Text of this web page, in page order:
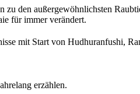
den außergewöhnlichsten
für immer verändert.
mit Start von Hudhuranfushi,
erzählen.